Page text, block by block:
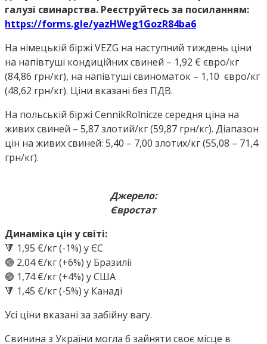
галузі свинарства. Реєструйтесь за посиланням:
https://forms.gle/yazHWeg1GozR84ba6
На німецькій біржі VEZG на наступний тиждень ціни
на напівтуші кондиційних свиней – 1,92 € євро/кг
(84,86 грн/кг), на напівтуші свиноматок – 1,10 євро/кг
(48,62 грн/кг). Ціни вказані без ПДВ.
На польській біржі CennikRolnicze середня ціна на
живих свиней – 5,87 злотий/кг (59,87 грн/кг). Діапазон
цін на живих свиней: 5,40 – 7,00 злотих/кг (55,08 – 71,4
грн/кг).
Джерело:
Євростат
Динаміка цін у світі:
🔻 1,95 €/кг (-1%) у ЄС
🟢 2,04 €/кг (+6%) у Бразилії
🟢 1,74 €/кг (+4%) у США
🔻 1,45 €/кг (-5%) у Канаді
Усі ціни вказані за забійну вагу.
Свинина з України могла б зайняти своє місце в